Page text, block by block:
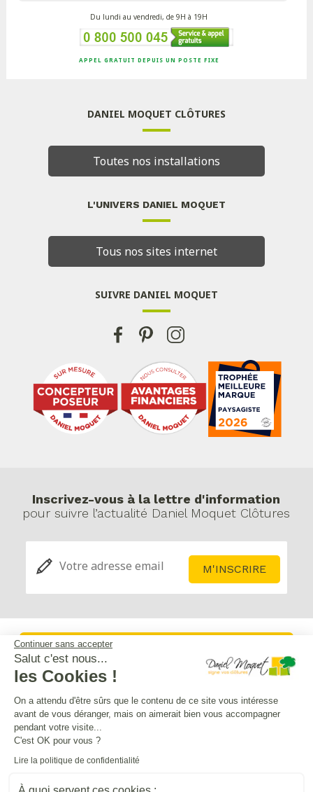
Continuer sans accepter
Salut c'est nous...
les Cookies !
On a attendu d'être sûrs que le contenu de ce site vous intéresse
avant de vous déranger, mais on aimerait bien vous accompagner
pendant votre visite...
C'est OK pour vous ?
Lire la politique de confidentialité
Du lundi au vendredi, de 9H à 19H
APPEL GRATUIT DEPUIS UN POSTE FIXE
DANIEL MOQUET CLÔTURES
Toutes nos installations
L'UNIVERS DANIEL MOQUET
Tous nos sites internet
SUIVRE DANIEL MOQUET
Inscrivez-vous à la lettre d'information
pour suivre l’actualité Daniel Moquet Clôtures
Mentions légales
Crédits Agence de communication